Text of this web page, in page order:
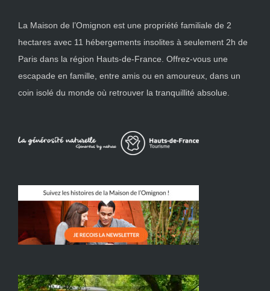
La Maison de l’Omignon est une propriété familiale de 2
hectares avec 11 hébergements insolites à seulement 2h de
Paris dans la région Hauts-de-France. Offrez-vous une
escapade en famille, entre amis ou en amoureux, dans un
coin isolé du monde où retrouver la tranquillité absolue.